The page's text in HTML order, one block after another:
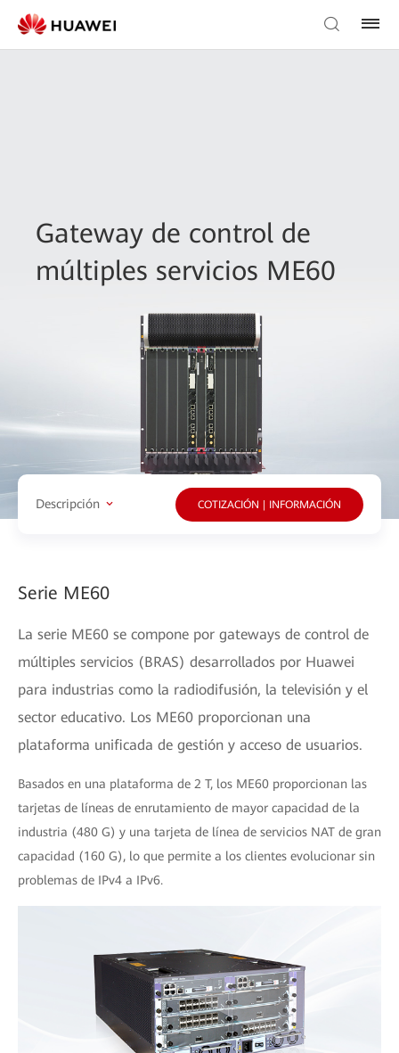
Gateway de control de
múltiples servicios ME60
Descripción COTIZACIÓN | INFORMACIÓN
Serie ME60
La serie ME60 se compone por gateways de control de
múltiples servicios (BRAS) desarrollados por Huawei
para industrias como la radiodifusión, la televisión y el
sector educativo. Los ME60 proporcionan una
plataforma unificada de gestión y acceso de usuarios.
Basados en una plataforma de 2 T, los ME60 proporcionan las
tarjetas de líneas de enrutamiento de mayor capacidad de la
industria (480 G) y una tarjeta de línea de servicios NAT de gran
capacidad (160 G), lo que permite a los clientes evolucionar sin
problemas de IPv4 a IPv6.